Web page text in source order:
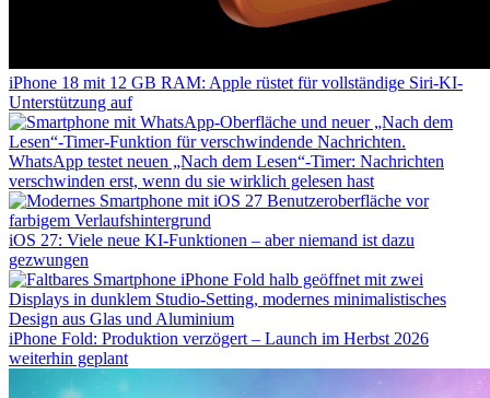
iPhone 18 mit 12 GB RAM: Apple rüstet für vollständige Siri-KI-
Unterstützung auf
WhatsApp testet neuen „Nach dem Lesen“-Timer: Nachrichten
verschwinden erst, wenn du sie wirklich gelesen hast
iOS 27: Viele neue KI-Funktionen – aber niemand ist dazu
gezwungen
iPhone Fold: Produktion verzögert – Launch im Herbst 2026
weiterhin geplant